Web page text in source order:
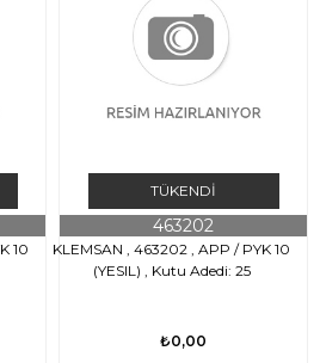
10
TÜKENDI
KLEMSAN , 463202 , APP / PYK 10
(YESIL) , Kutu Adedi: 25
463202
₺0,00